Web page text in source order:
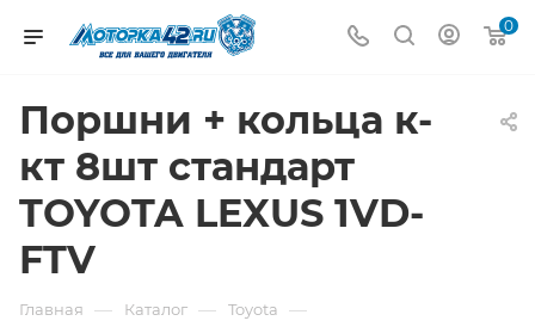
0
Поршни + кольца к-
кт 8шт стандарт
TOYOTA LEXUS 1VD-
FTV
Главная — Каталог — Toyota —